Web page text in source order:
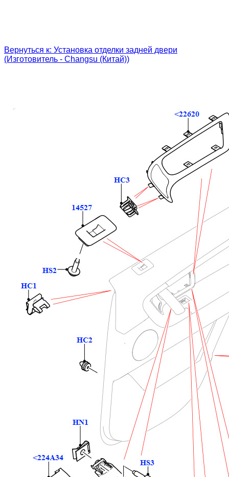
Вернуться к: Установка отделки задней двери
(Изготовитель - Changsu (Китай))